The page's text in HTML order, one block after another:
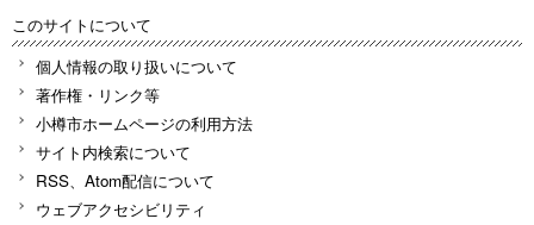
このサイトについて
個人情報の取り扱いについて
著作権・リンク等
小樽市ホームページの利用方法
サイト内検索について
RSS、Atom配信について
ウェブアクセシビリティ